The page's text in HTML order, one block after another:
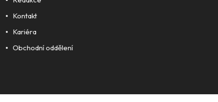
Kontakt
Kariéra
Obchodní oddělení